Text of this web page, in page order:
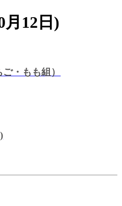
月12日)
・もも組）